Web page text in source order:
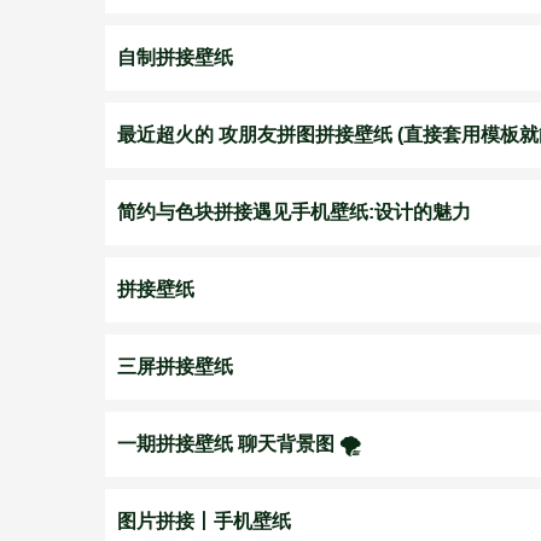
自制拼接壁纸
最近超火的 攻朋友拼图拼接壁纸 (直接套用模板
简约与色块拼接遇见手机壁纸:设计的魅力
拼接壁纸
三屏拼接壁纸
一期拼接壁纸 聊天背景图 🌪️
图片拼接丨手机壁纸